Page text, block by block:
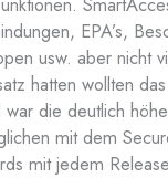
EPA’s,
usw. aber nicht
hatten wollten
die deutlich
mit dem
mit jedem